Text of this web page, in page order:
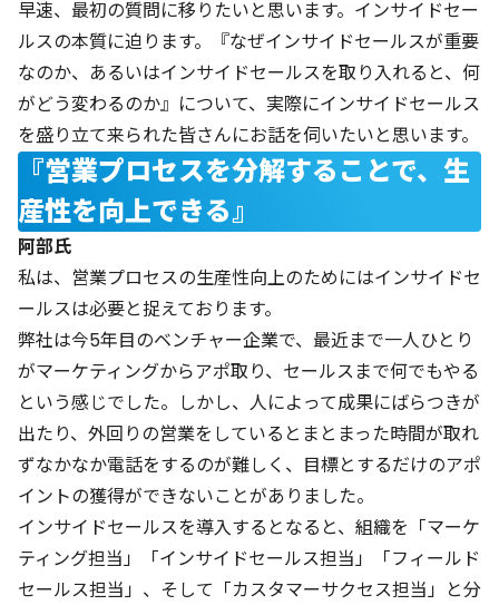
早速、最初の質問に移りたいと思います。インサイドセー
ルスの本質に迫ります。『なぜインサイドセールスが重要
なのか、あるいはインサイドセールスを取り入れると、何
がどう変わるのか』について、実際にインサイドセールス
を盛り立て来られた皆さんにお話を伺いたいと思います。
『営業プロセスを分解することで、生
産性を向上できる』
阿部氏
私は、営業プロセスの生産性向上のためにはインサイドセ
ールスは必要と捉えております。
弊社は今5年目のベンチャー企業で、最近まで一人ひとり
がマーケティングからアポ取り、セールスまで何でもやる
という感じでした。しかし、人によって成果にばらつきが
出たり、外回りの営業をしているとまとまった時間が取れ
ずなかなか電話をするのが難しく、目標とするだけのアポ
イントの獲得ができないことがありました。
インサイドセールスを導入するとなると、組織を「マーケ
ティング担当」「インサイドセールス担当」「フィールド
セールス担当」、そして「カスタマーサクセス担当」と分